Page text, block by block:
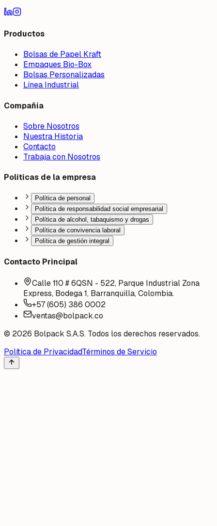
Productos
Bolsas de Papel Kraft
Empaques Bio-Box
Bolsas Personalizadas
Línea Industrial
Compañía
Sobre Nosotros
Nuestra Historia
Contacto
Trabaja con Nosotros
Políticas de la empresa
Política de personal
Política de responsabilidad social empresarial
Política de alcohol, tabaquismo y drogas
Política de convivencia laboral
Política de gestión integral
Contacto Principal
Calle 110 # 6QSN - 522, Parque Industrial Zona
Express, Bodega 1, Barranquilla, Colombia.
+57 (605) 386 0002
ventas@bolpack.co
© 2026 Bolpack S.A.S. Todos los derechos reservados.
Política de PrivacidadTérminos de Servicio